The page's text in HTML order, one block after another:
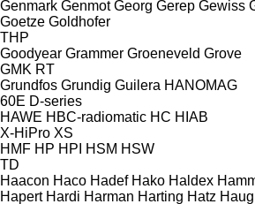
Genmark Genmot Georg Gerep Gewiss
Goetze Goldhofer
THP
Goodyear Grammer Groeneveld Grove
GMK RT
Grundfos Grundig Guilera HANOMAG
60E D-series
HAWE HBC-radiomatic HC HIAB
X-HiPro XS
HMF HP HPI HSM HSW
TD
Haacon Haco Hadef Hako Haldex
Hapert Hardi Harman Harting Hatz Haug